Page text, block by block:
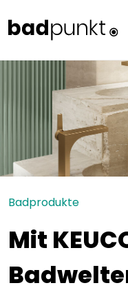
Badprodukte
Mit